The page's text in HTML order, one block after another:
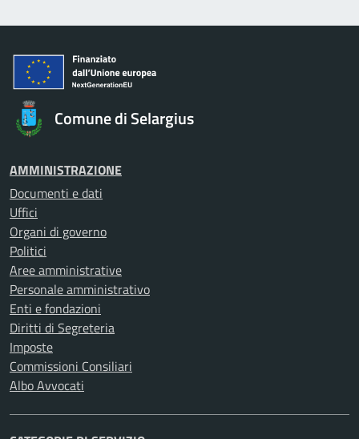
Comune di Selargius
AMMINISTRAZIONE
Documenti e dati
Uffici
Organi di governo
Politici
Aree amministrative
Personale amministrativo
Enti e fondazioni
Diritti di Segreteria
Imposte
Commissioni Consiliari
Albo Avvocati